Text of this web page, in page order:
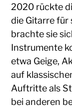
2020 rückte
die Gitarre für
brachte sie
Instrumente
etwa Geige,
auf
Auftritte als
bei anderen